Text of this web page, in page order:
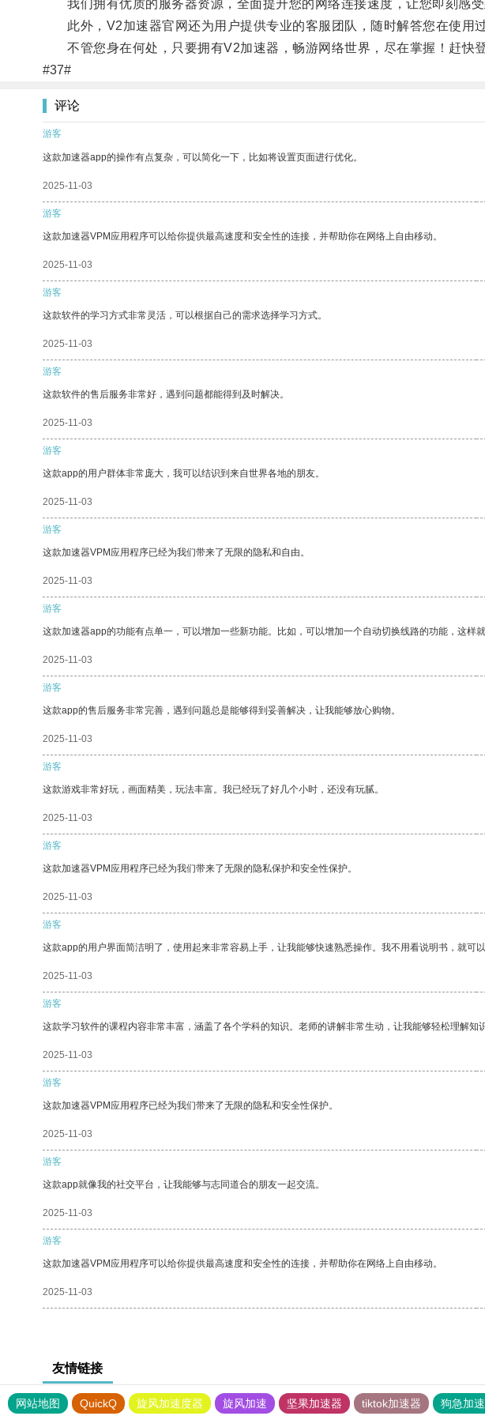
我们拥有优质的服务器资源，全面提升您的网络连接速度，让您即刻感受
此外，V2加速器官网还为用户提供专业的客服团队，随时解答您在使用过
不管您身在何处，只要拥有V2加速器，畅游网络世界，尽在掌握！赶快
#37#
评论
游客
这款加速器app的操作有点复杂，可以简化一下，比如将设置页面进行优化。
2025-11-03
游客
这款加速器VPM应用程序可以给你提供最高速度和安全性的连接，并帮助你在网络上自由移动。
2025-11-03
游客
这款软件的学习方式非常灵活，可以根据自己的需求选择学习方式。
2025-11-03
游客
这款软件的售后服务非常好，遇到问题都能得到及时解决。
2025-11-03
游客
这款app的用户群体非常庞大，我可以结识到来自世界各地的朋友。
2025-11-03
游客
这款加速器VPM应用程序已经为我们带来了无限的隐私和自由。
2025-11-03
游客
这款加速器app的功能有点单一，可以增加一些新功能。比如，可以增加一个自动切换线路的功能，这样
2025-11-03
游客
这款app的售后服务非常完善，遇到问题总是能够得到妥善解决，让我能够放心购物。
2025-11-03
游客
这款游戏非常好玩，画面精美，玩法丰富。我已经玩了好几个小时，还没有玩腻。
2025-11-03
游客
这款加速器VPM应用程序已经为我们带来了无限的隐私保护和安全性保护。
2025-11-03
游客
这款app的用户界面简洁明了，使用起来非常容易上手，让我能够快速熟悉操作。我不用看说明书，就可
2025-11-03
游客
这款学习软件的课程内容非常丰富，涵盖了各个学科的知识。老师的讲解非常生动，让我能够轻松理解知识
2025-11-03
游客
这款加速器VPM应用程序已经为我们带来了无限的隐私和安全性保护。
2025-11-03
游客
这款app就像我的社交平台，让我能够与志同道合的朋友一起交流。
2025-11-03
游客
这款加速器VPM应用程序可以给你提供最高速度和安全性的连接，并帮助你在网络上自由移动。
2025-11-03
友情链接
网站地图 QuickQ 旋风加速度器 旋风加速 坚果加速器 tiktok加速器 狗急加